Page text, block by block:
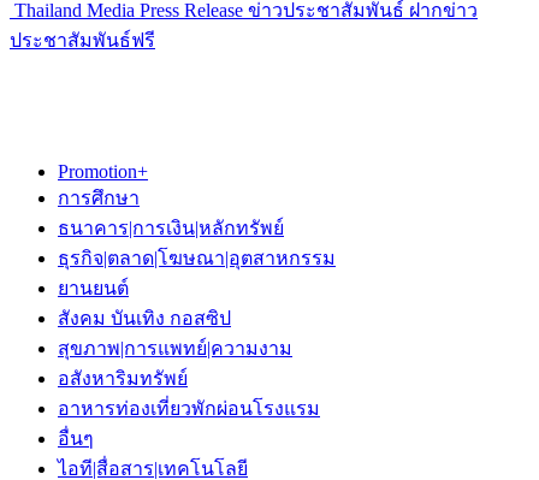
Thailand Media Press Release ข่าวประชาสัมพันธ์ ฝากข่าว
ประชาสัมพันธ์ฟรี
Promotion+
การศึกษา
ธนาคาร|การเงิน|หลักทรัพย์
ธุรกิจ|ตลาด|โฆษณา|อุตสาหกรรม
ยานยนต์
สังคม บันเทิง กอสซิป
สุขภาพ|การแพทย์|ความงาม
อสังหาริมทรัพย์
อาหารท่องเที่ยวพักผ่อนโรงแรม
อื่นๆ
ไอที|สื่อสาร|เทคโนโลยี